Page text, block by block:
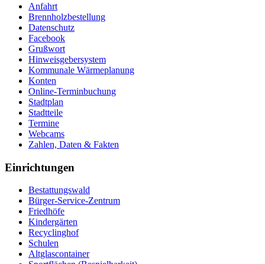
Anfahrt
Brennholzbestellung
Datenschutz
Facebook
Grußwort
Hinweisgebersystem
Kommunale Wärmeplanung
Konten
Online-Terminbuchung
Stadtplan
Stadtteile
Termine
Webcams
Zahlen, Daten & Fakten
Einrichtungen
Bestattungswald
Bürger-Service-Zentrum
Friedhöfe
Kindergärten
Recyclinghof
Schulen
Altglascontainer